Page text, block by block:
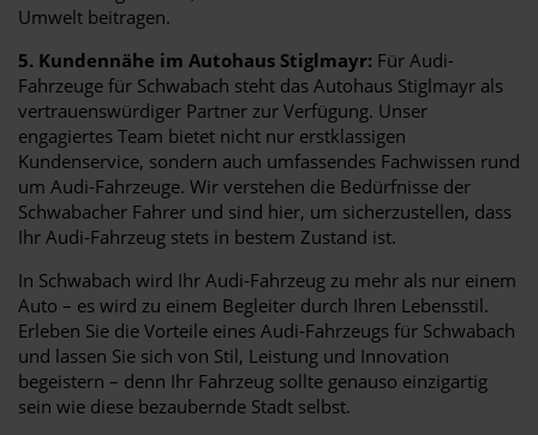
Umwelt beitragen.
5. Kundennähe im Autohaus Stiglmayr: Für Audi-
Fahrzeuge für Schwabach steht das Autohaus Stiglmayr als
vertrauenswürdiger Partner zur Verfügung. Unser
engagiertes Team bietet nicht nur erstklassigen
Kundenservice, sondern auch umfassendes Fachwissen rund
um Audi-Fahrzeuge. Wir verstehen die Bedürfnisse der
Schwabacher Fahrer und sind hier, um sicherzustellen, dass
Ihr Audi-Fahrzeug stets in bestem Zustand ist.
In Schwabach wird Ihr Audi-Fahrzeug zu mehr als nur einem
Auto – es wird zu einem Begleiter durch Ihren Lebensstil.
Erleben Sie die Vorteile eines Audi-Fahrzeugs für Schwabach
und lassen Sie sich von Stil, Leistung und Innovation
begeistern – denn Ihr Fahrzeug sollte genauso einzigartig
sein wie diese bezaubernde Stadt selbst.